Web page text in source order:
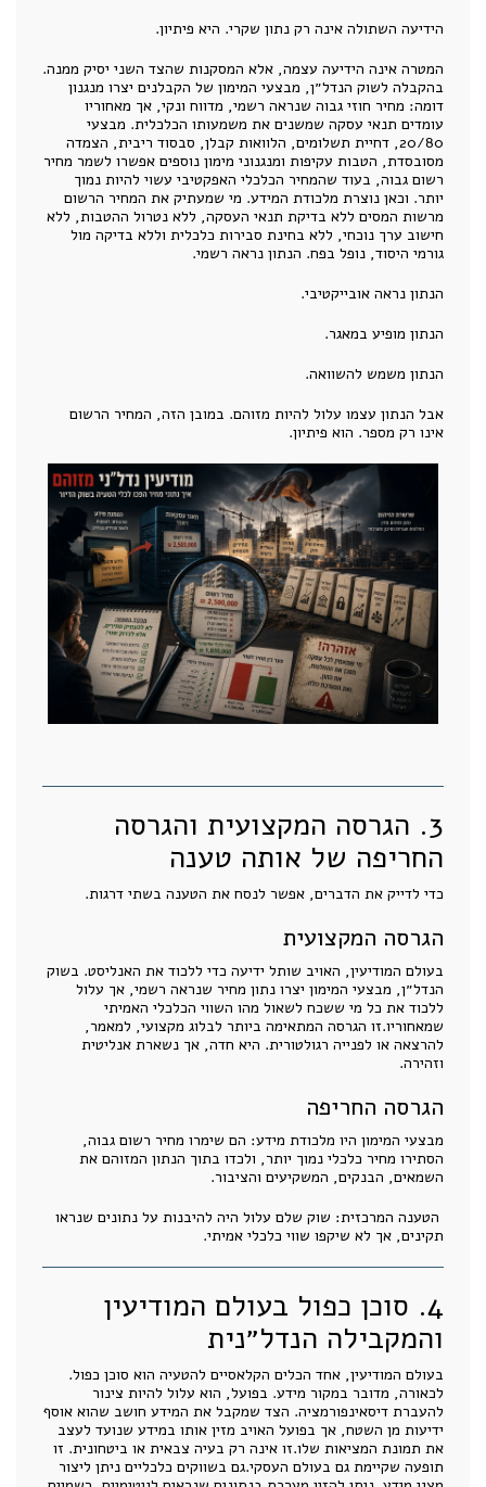
הידיעה השתולה אינה רק נתון שקרי. היא פיתיון.
המטרה אינה הידיעה עצמה, אלא המסקנות שהצד השני יסיק ממנה.
בהקבלה לשוק הנדל״ן, מבצעי המימון של הקבלנים יצרו מנגנון
דומה: מחיר חוזי גבוה שנראה רשמי, מדווח ונקי, אך מאחוריו
עומדים תנאי עסקה שמשנים את משמעותו הכלכלית. מבצעי
20/80, דחיית תשלומים, הלוואות קבלן, סבסוד ריבית, הצמדה
מסובסדת, הטבות עקיפות ומנגנוני מימון נוספים אפשרו לשמר מחיר
רשום גבוה, בעוד שהמחיר הכלכלי האפקטיבי עשוי להיות נמוך
יותר. וכאן נוצרת מלכודת המידע. מי שמעתיק את המחיר הרשום
מרשות המסים ללא בדיקת תנאי העסקה, ללא נטרול ההטבות, ללא
חישוב ערך נוכחי, ללא בחינת סבירות כלכלית וללא בדיקה מול
גורמי היסוד, נופל בפח. הנתון נראה רשמי.
הנתון נראה אובייקטיבי.
הנתון מופיע במאגר.
הנתון משמש להשוואה.
אבל הנתון עצמו עלול להיות מזוהם. במובן הזה, המחיר הרשום
אינו רק מספר. הוא פיתיון.
3. הגרסה המקצועית והגרסה
החריפה של אותה טענה
כדי לדייק את הדברים, אפשר לנסח את הטענה בשתי דרגות.
הגרסה המקצועית
בעולם המודיעין, האויב שותל ידיעה כדי ללכוד את האנליסט. בשוק
הנדל״ן, מבצעי המימון יצרו נתון מחיר שנראה רשמי, אך עלול
ללכוד את כל מי ששכח לשאול מהו השווי הכלכלי האמיתי
שמאחוריו.זו הגרסה המתאימה ביותר לבלוג מקצועי, למאמר,
להרצאה או לפנייה רגולטורית. היא חדה, אך נשארת אנליטית
וזהירה.
הגרסה החריפה
מבצעי המימון היו מלכודת מידע: הם שימרו מחיר רשום גבוה,
הסתירו מחיר כלכלי נמוך יותר, ולכדו בתוך הנתון המזוהם את
השמאים, הבנקים, המשקיעים והציבור.
הטענה המרכזית: שוק שלם עלול היה להיבנות על נתונים שנראו
תקינים, אך לא שיקפו שווי כלכלי אמיתי.
4. סוכן כפול בעולם המודיעין
והמקבילה הנדל״נית
בעולם המודיעין, אחד הכלים הקלאסיים להטעיה הוא סוכן כפול.
לכאורה, מדובר במקור מידע. בפועל, הוא עלול להיות צינור
להעברת דיסאינפורמציה. הצד שמקבל את המידע חושב שהוא אוסף
ידיעות מן השטח, אך בפועל האויב מזין אותו במידע שנועד לעצב
את תמונת המציאות שלו.זו אינה רק בעיה צבאית או ביטחונית. זו
תופעה שקיימת גם בעולם העסקי.גם בשווקים כלכליים ניתן ליצור